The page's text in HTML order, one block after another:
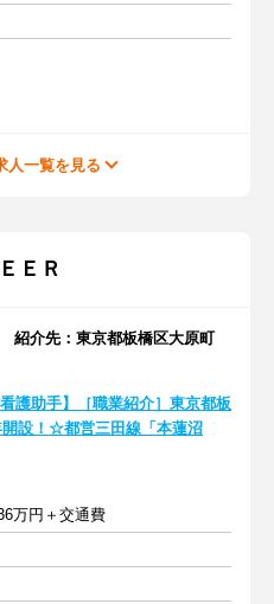
人一覧を見る
ＥＲ
紹介先：東京都板橋区大原町
看護助手】［職業紹介］東京都板
開設！☆都営三田線「本蓮沼
万円＋交通費